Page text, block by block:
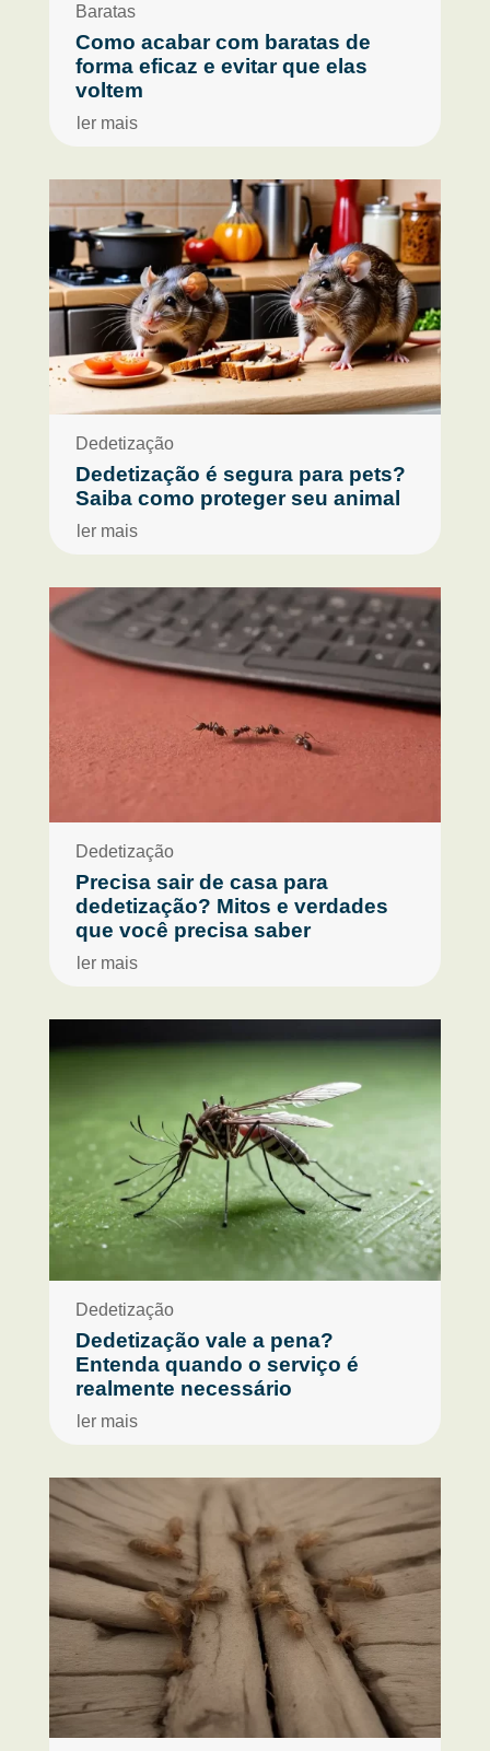
Como acabar com baratas de
forma eficaz e evitar que elas
voltem
Baratas
ler mais
Dedetização é segura para pets?
Saiba como proteger seu animal
Dedetização
ler mais
Precisa sair de casa para
dedetização? Mitos e verdades
que você precisa saber
Dedetização
ler mais
Dedetização vale a pena?
Entenda quando o serviço é
realmente necessário
Dedetização
ler mais